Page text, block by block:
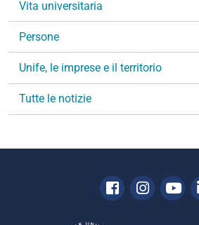
i
a
i
n
Vita universitaria
Persone
Unife, le imprese e il territorio
Tutte le notizie
Facebook